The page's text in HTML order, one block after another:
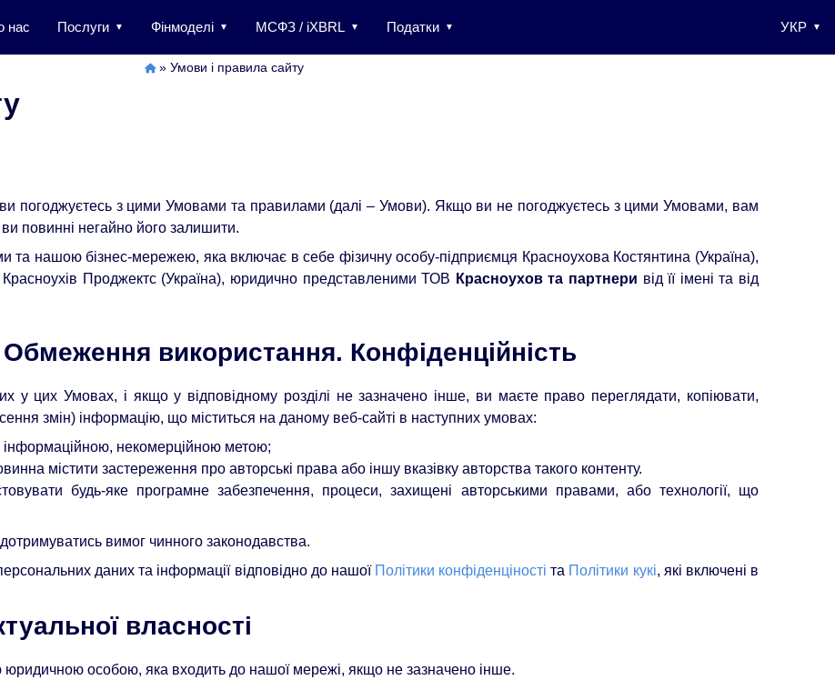
нас Послуги Фінмоделі МСФЗ / iXBRL Податки УКР
» Умови і правила сайту
погоджуєтесь з цими Умовами та правилами (далі – Умови). Якщо ви не погоджуєтесь з цими Умовами, вам
повинні негайно його залишити.
та нашою бізнес-мережею, яка включає в себе фізичну особу-підприємця Красноухова Костянтина (Україна),
Проджектс (Україна), юридично представленими ТОВ Красноухов та партнери від її імені та від
використання. Конфіденційність
у цих Умовах, і якщо у відповідному розділі не зазначено інше, ви маєте право переглядати, копіювати,
змін) інформацію, що міститься на даному веб-сайті в наступних умовах:
інформаційною, некомерційною метою;
містити застереження про авторські права або іншу вказівку авторства такого контенту.
будь-яке програмне забезпечення, процеси, захищені авторськими правами, або технології, що
вимог чинного законодавства.
даних та інформації відповідно до нашої Політики конфіденціності та Політики кукі, які включені в
власності
особою, яка входить до нашої мережі, якщо не зазначено інше.